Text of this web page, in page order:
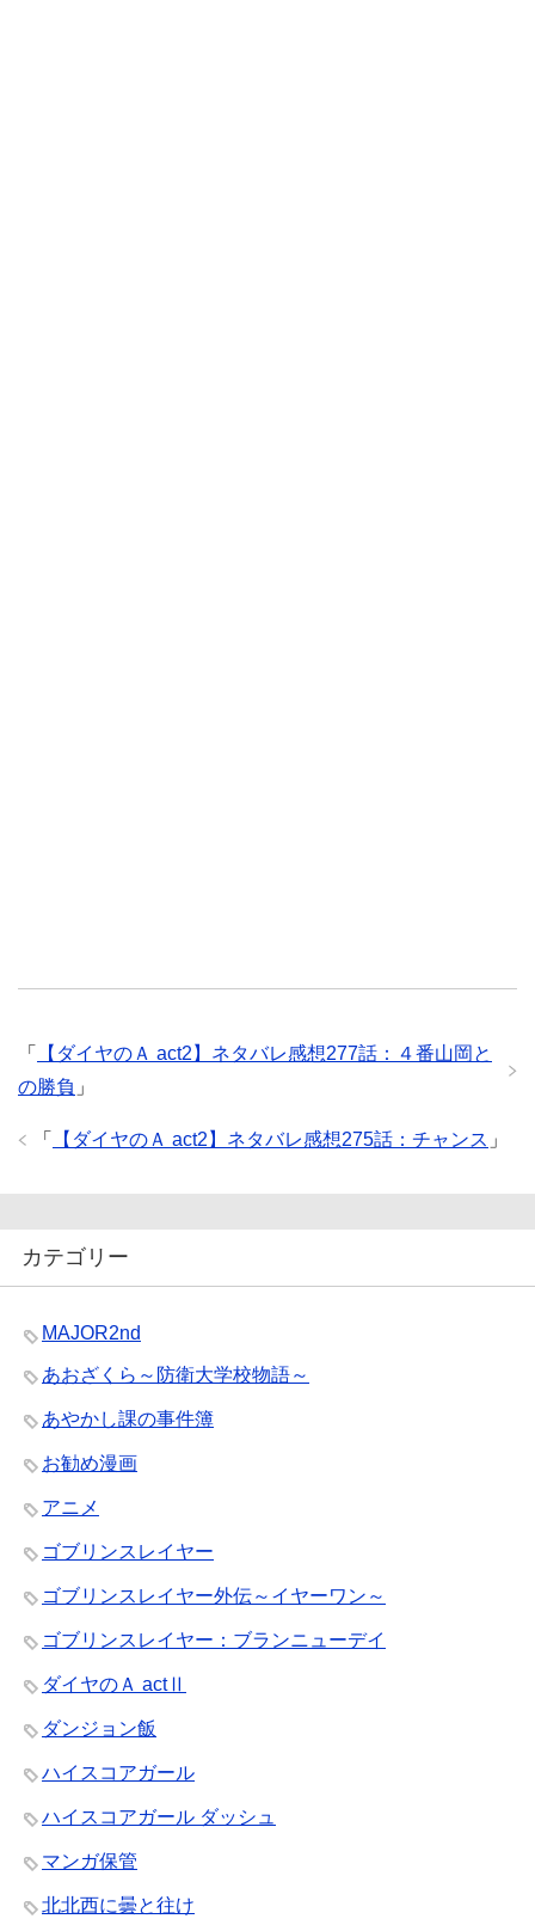
「
【ダイヤのＡ act2】ネタバレ感想277話：４番山岡と
の勝負 」
「 【ダイヤのＡ act2】ネタバレ感想275話：チャンス 」
カテゴリー
MAJOR2nd
あおざくら～防衛大学校物語～
あやかし課の事件簿
お勧め漫画
アニメ
ゴブリンスレイヤー
ゴブリンスレイヤー外伝～イヤーワン～
ゴブリンスレイヤー：ブランニューデイ
ダイヤのＡ actⅡ
ダンジョン飯
ハイスコアガール
ハイスコアガール ダッシュ
マンガ保管
北北西に曇と往け